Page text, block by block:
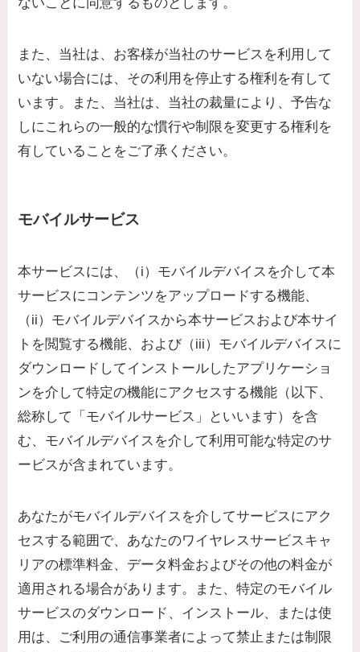
ないことに同意するものとします。
また、当社は、お客様が当社のサービスを利用して
いない場合には、その利用を停止する権利を有して
います。また、当社は、当社の裁量により、予告な
しにこれらの一般的な慣行や制限を変更する権利を
有していることをご了承ください。
モバイルサービス
本サービスには、（i）モバイルデバイスを介して本
サービスにコンテンツをアップロードする機能、
（ii）モバイルデバイスから本サービスおよび本サイ
トを閲覧する機能、および（iii）モバイルデバイスに
ダウンロードしてインストールしたアプリケーショ
ンを介して特定の機能にアクセスする機能（以下、
総称して「モバイルサービス」といいます）を含
む、モバイルデバイスを介して利用可能な特定のサ
ービスが含まれています。
あなたがモバイルデバイスを介してサービスにアク
セスする範囲で、あなたのワイヤレスサービスキャ
リアの標準料金、データ料金およびその他の料金が
適用される場合があります。また、特定のモバイル
サービスのダウンロード、インストール、または使
用は、ご利用の通信事業者によって禁止または制限